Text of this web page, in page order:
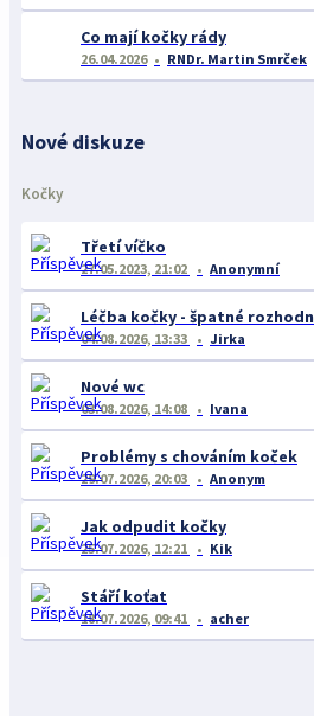
Co mají kočky rády
26.04.2026 RNDr. Martin Smrček
Nové diskuze
Kočky
Třetí víčko
27.05.2023, 21:02 Anonymní
Léčba kočky - špatné
04.08.2026, 13:33 Jirka
Nové wc
03.08.2026, 14:08 Ivana
Problémy s chováním koček
29.07.2026, 20:03 Anonym
Jak odpudit kočky
25.07.2026, 12:21 Kik
Stáří koťat
18.07.2026, 09:41 acher